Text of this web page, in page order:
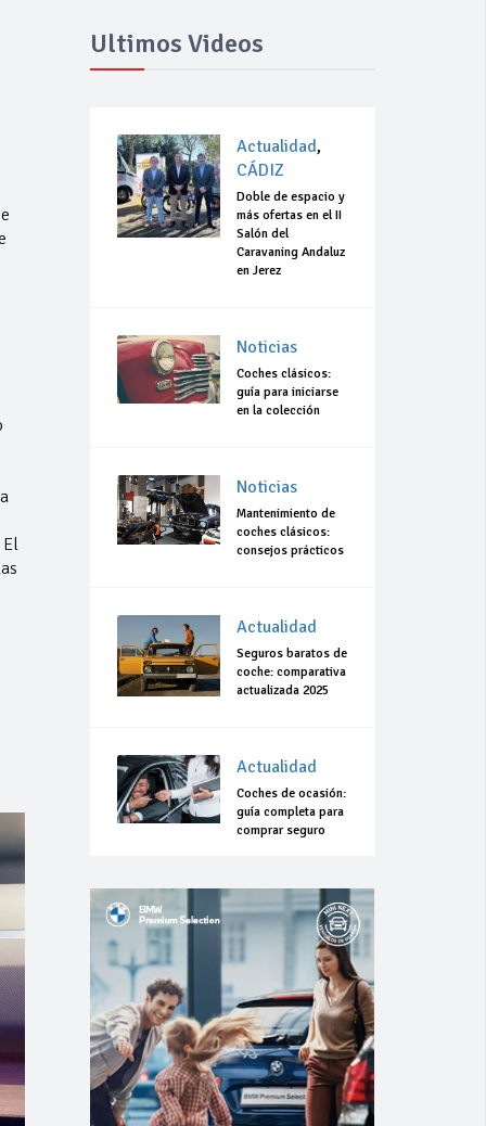
Ultimos Videos
Actualidad,
CÁDIZ
Doble de espacio y
más ofertas en el II
Salón del
Caravaning Andaluz
en Jerez
Noticias
Coches clásicos:
guía para iniciarse
en la colección
Noticias
Mantenimiento de
coches clásicos:
consejos prácticos
Actualidad
Seguros baratos de
coche: comparativa
actualizada 2025
Actualidad
Coches de ocasión:
guía completa para
comprar seguro